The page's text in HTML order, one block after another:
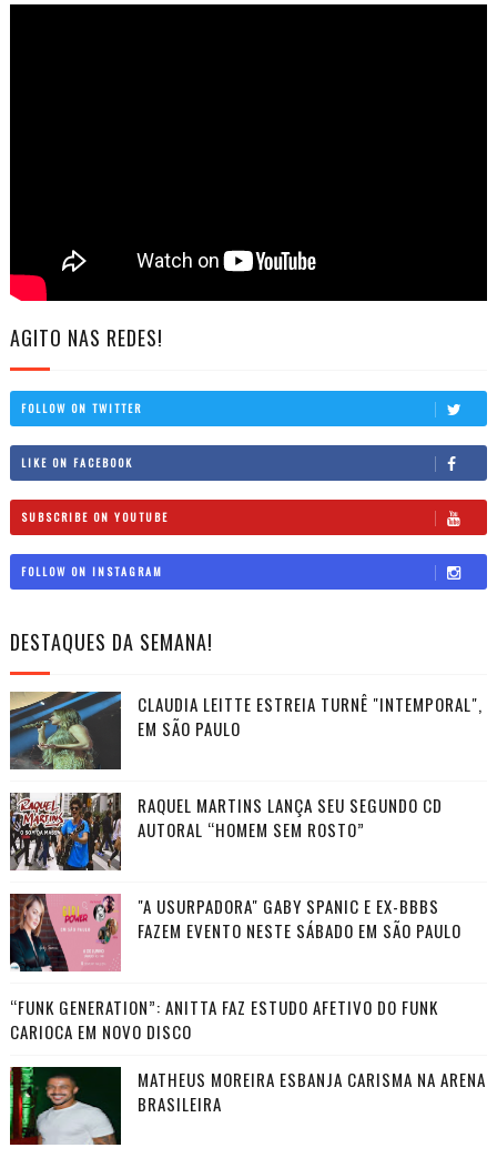
AGITO NAS REDES!
FOLLOW ON TWITTER
LIKE ON FACEBOOK
SUBSCRIBE ON YOUTUBE
FOLLOW ON INSTAGRAM
DESTAQUES DA SEMANA!
CLAUDIA LEITTE ESTREIA TURNÊ "INTEMPORAL",
EM SÃO PAULO
RAQUEL MARTINS LANÇA SEU SEGUNDO CD
AUTORAL “HOMEM SEM ROSTO”
"A USURPADORA" GABY SPANIC E EX-BBBS
FAZEM EVENTO NESTE SÁBADO EM SÃO PAULO
“FUNK GENERATION”: ANITTA FAZ ESTUDO AFETIVO DO FUNK
CARIOCA EM NOVO DISCO
MATHEUS MOREIRA ESBANJA CARISMA NA ARENA
BRASILEIRA